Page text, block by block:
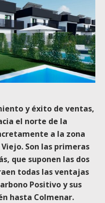
y éxito de ventas,
el norte de la
a la zona
Viejo. Son las primeras
que suponen las dos
todas las ventajas
Positivo y sus
hasta Colmenar.